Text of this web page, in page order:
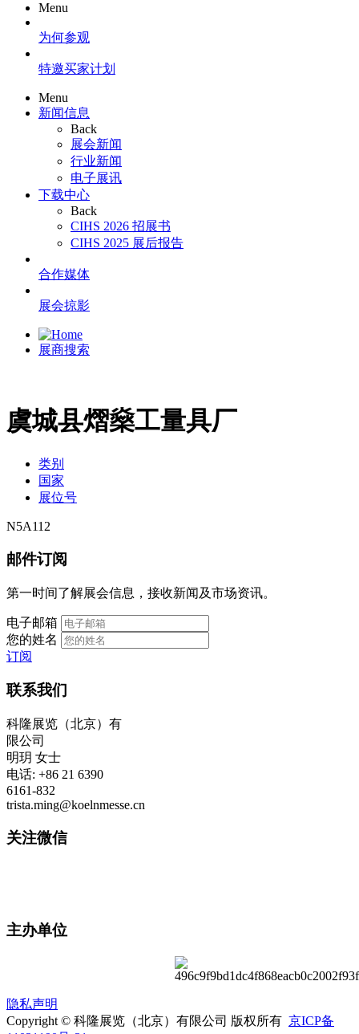
Menu
为何参观
特邀买家计划
Menu
新闻信息
Back
展会新闻
行业新闻
电子展讯
下载中心
Back
CIHS 2026 招展书
CIHS 2025 展后报告
合作媒体
展会掠影
展商搜索
虞城县熠燊工量具厂
类别
国家
展位号
N5A112
邮件订阅
第一时间了解展会信息，接收新闻及市场资讯。
电子邮箱
您的姓名
订阅
联系我们
科隆展览（北京）有
限公司
明玥 女士
电话: +86 21 6390
6161-832
trista.ming@koelnmesse.cn
关注微信
主办单位
隐私声明
Copyright © 科隆展览（北京）有限公司 版权所有 京ICP备